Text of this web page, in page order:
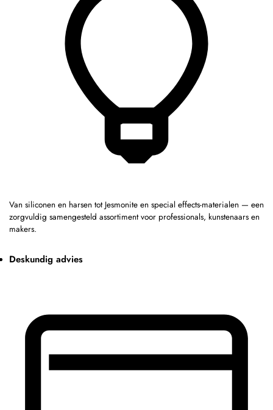
Van siliconen en harsen tot Jesmonite en special effects-materialen — een
zorgvuldig samengesteld assortiment voor professionals, kunstenaars en
makers.
Deskundig advies